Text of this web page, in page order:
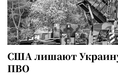
США лишают
ПВО